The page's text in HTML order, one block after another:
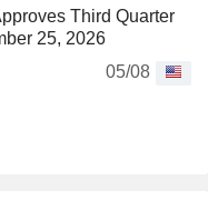
Third Quarter
25, 2026
05/08